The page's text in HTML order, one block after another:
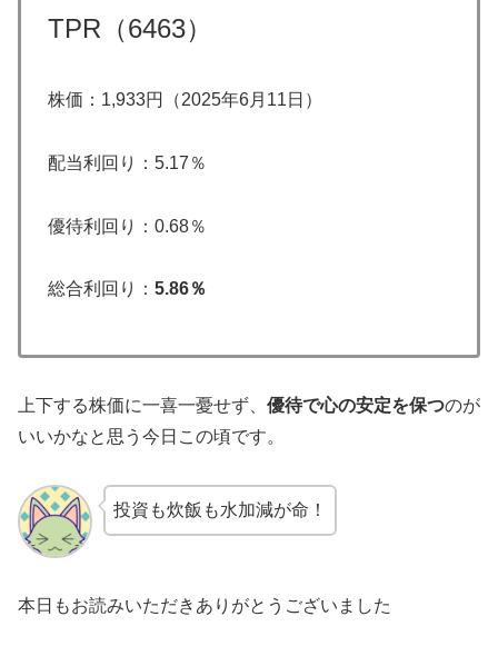
TPR（6463）
株価：1,933円（2025年6月11日）
配当利回り：5.17％
優待利回り：0.68％
総合利回り： 5.86％
上下する株価に一喜一憂せず、 優待で心の安定を保つのが
いいかなと思う今日この頃です。
投資も炊飯も水加減が命！
本日もお読みいただきありがとうございました